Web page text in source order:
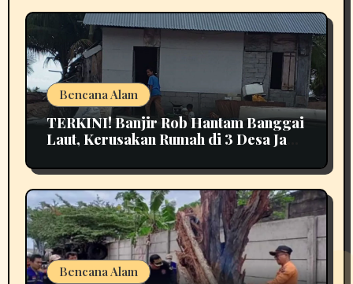
Bencana Alam
TERKINI! Banjir Rob Hantam Banggai
Laut, Kerusakan Rumah di 3 Desa Jadi
Bencana Alam